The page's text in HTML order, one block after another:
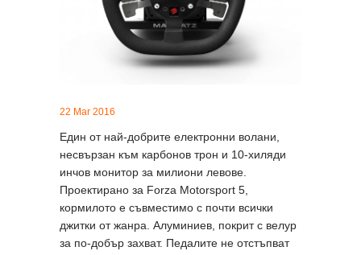
22 Mar 2016
Един от най-добрите електронни волани,
несвързан към карбонов трон и 10-хиляди
инчов монитор за милиони левове.
Проектирано за Forza Motorsport 5,
кормилото е съвместимо с почти всички
джитки от жанра. Алуминиев, покрит с велур
за по-добър захват. Педалите не отстъпват